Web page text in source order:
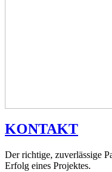
KONTAKT
Der richtige, zuverlässige
Erfolg eines Projektes.